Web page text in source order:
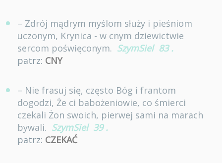
– Zdrój mądrym myślom służy i pieśniom
uczonym, Krynica - w cnym dziewictwie
sercom poświęconym. SzymSiel 83 .
patrz: CNY
– Nie frasuj się, często Bóg i frantom
dogodzi, Że ci babożeniowie, co śmierci
czekali Żon swoich, pierwej sami na marach
bywali. SzymSiel 39 .
patrz: CZEKAĆ